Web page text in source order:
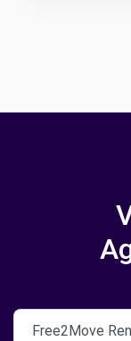
Free2Move